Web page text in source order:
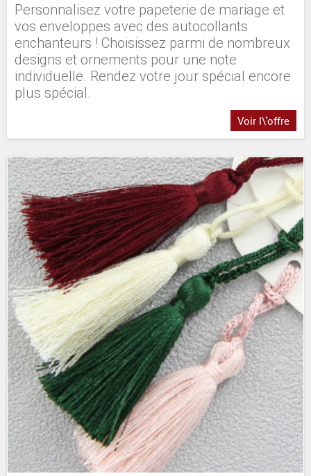
Personnalisez votre papeterie de mariage et
vos enveloppes avec des autocollants
enchanteurs ! Choisissez parmi de nombreux
designs et ornements pour une note
individuelle. Rendez votre jour spécial encore
plus spécial.
Voir l\'offre